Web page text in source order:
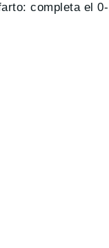
completa el